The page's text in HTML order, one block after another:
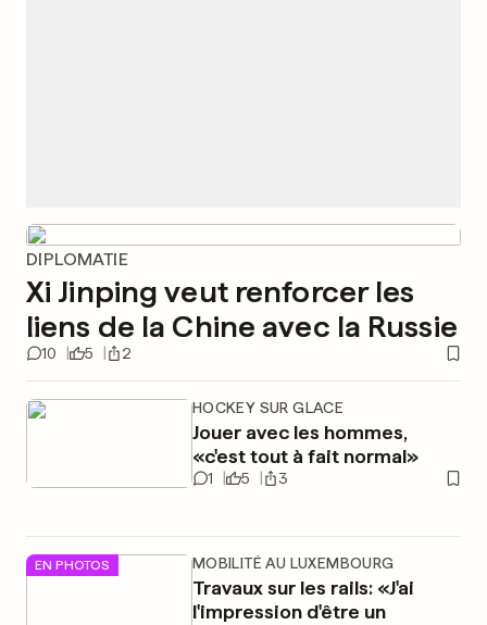
DIPLOMATIE
Xi Jinping veut renforcer les
liens de la Chine avec la Russie
10 5 2
HOCKEY SUR GLACE
Jouer avec les hommes,
«c'est tout à fait normal»
1 5 3
EN PHOTOS MOBILITÉ AU LUXEMBOURG
Travaux sur les rails: «J'ai
l'impression d'être un